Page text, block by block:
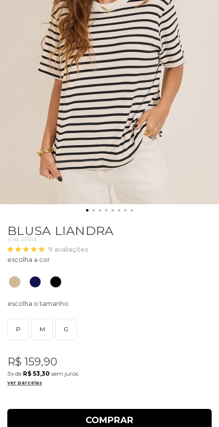
BLUSA LIANDRA
(Cód. 25160)
9 avaliações
P M G
R$ 159,90
3x de R$ 53,30 sem juros
ver parcelas
COMPRAR